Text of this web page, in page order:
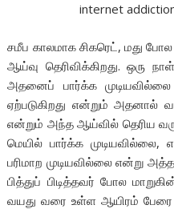
internet
சமீப காலமாக சிகரெட், மது
ஆய்வு தெரிவிக்கிறது. ஒரு
அதனைப் பார்க்க
ஏற்படுகிறது என்றும் அதனால்
என்றும் அந்த ஆய்வில் தெரிய
மெயில் பார்க்க
பரிமாற முடியவில்லை என்று
பித்துப் பிடித்தவர் போல
வயது வரை உள்ள ஆயிரம் பேரை